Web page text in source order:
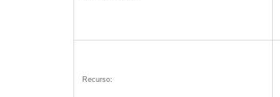
Recurso: